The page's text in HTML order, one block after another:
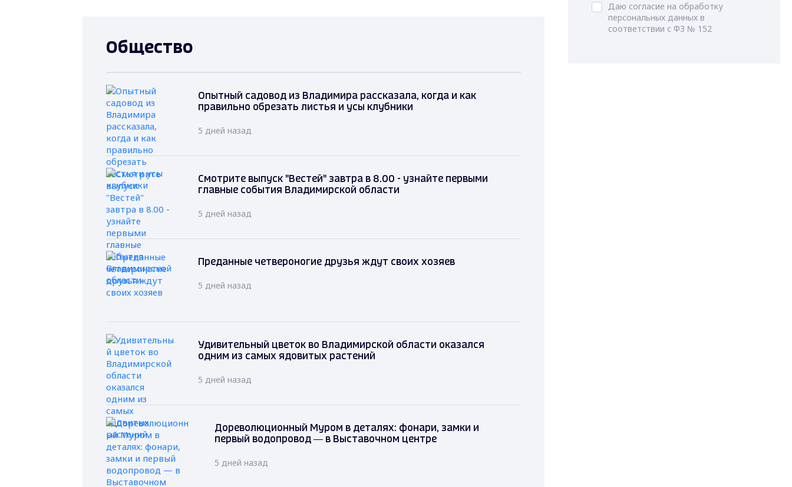
Общество
Опытный садовод из Владимира рассказала, когда и как
правильно обрезать листья и усы клубники
5 дней назад
Смотрите выпуск "Вестей" завтра в 8.00 - узнайте первыми
главные события Владимирской области
5 дней назад
Преданные четвероногие друзья ждут своих хозяев
5 дней назад
Удивительный цветок во Владимирской области оказался
одним из самых ядовитых растений
5 дней назад
Дореволюционный Муром в деталях: фонари, замки и
первый водопровод — в Выставочном центре
5 дней назад
Даю согласие на обработку
персональных данных в
соответствии с ФЗ № 152